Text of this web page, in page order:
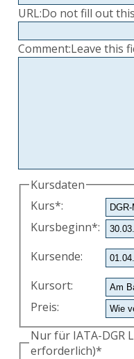
URL:Do not fill out
Comment:Leave this
Kursdaten
Kurs*:
Kursbeginn*:
Kursende:
Kursort:
Preis:
Nur für IATA-DGR
erforderlich)*